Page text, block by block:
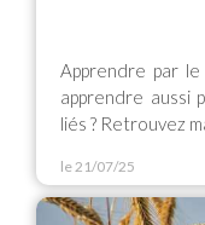
Apprendre par le
apprendre aussi
liés ? Retrouvez
le 21/07/25